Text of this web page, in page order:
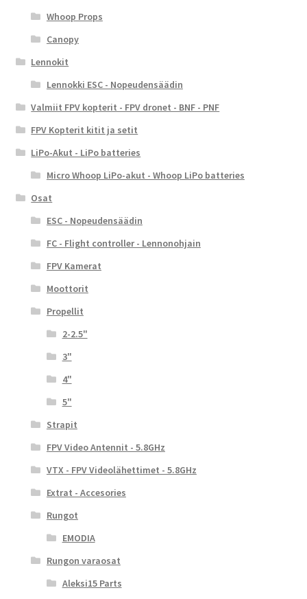
Whoop Props
Canopy
Lennokit
Lennokki ESC - Nopeudensäädin
Valmiit FPV kopterit - FPV dronet - BNF - PNF
FPV Kopterit kitit ja setit
LiPo-Akut - LiPo batteries
Micro Whoop LiPo-akut - Whoop LiPo batteries
Osat
ESC - Nopeudensäädin
FC - Flight controller - Lennonohjain
FPV Kamerat
Moottorit
Propellit
2-2.5"
3"
4"
5"
Strapit
FPV Video Antennit - 5.8GHz
VTX - FPV Videolähettimet - 5.8GHz
Extrat - Accesories
Rungot
EMODIA
Rungon varaosat
Aleksi15 Parts